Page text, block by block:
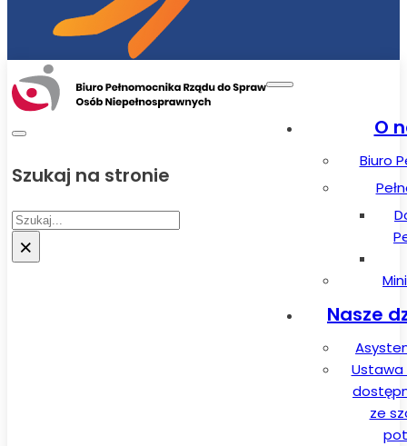
Szukaj na stronie
Szukaj
×
O
Biuro
Nasze
Ustawa
ze